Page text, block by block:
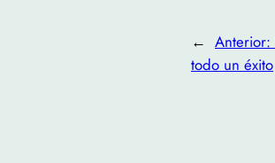
← Anterior:
todo un éxito